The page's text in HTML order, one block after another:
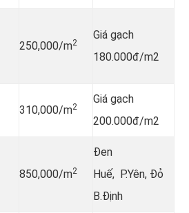
250,000/m2
Giá gạch
180.000đ/m2
310,000/m2
Giá gạch
200.000đ/m2
850,000/m2
Đen
Huế, P.Yên, Đỏ
B.Định